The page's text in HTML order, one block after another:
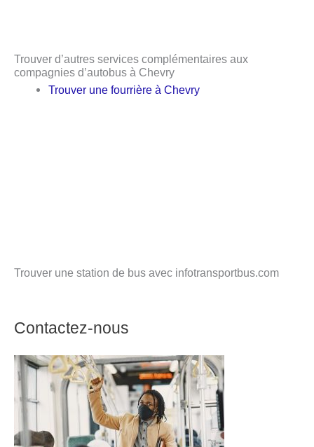
Trouver d’autres services complémentaires aux
compagnies d’autobus à Chevry
Trouver une fourrière à Chevry
Trouver une station de bus avec infotransportbus.com
Contactez-nous